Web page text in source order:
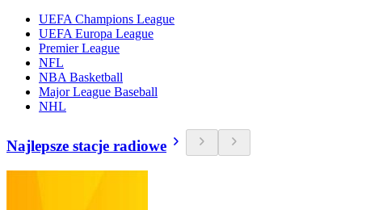
UEFA Champions League
UEFA Europa League
Premier League
NFL
NBA Basketball
Major League Baseball
NHL
Najlepsze stacje radiowe